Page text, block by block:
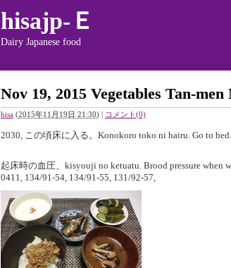
hisajp-Ｅ
Dairy Japanese food
Nov 19, 2015 Vegetables Tan-men
hisa (2015年11月19日 21:30) | コメント(0)
2030, この頃床に入る。Konokoro toko ni hairu. Go to bed.
起床時の血圧、kisyouji no ketuatu. Brood pressure when
0411, 134/91-54, 134/91-55, 131/92-57,